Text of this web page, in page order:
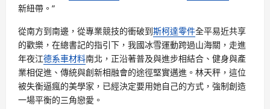
新紐帶。”
從南方到南邊，從專業競技的衝破到斯柯達零件全平易近共享
的歡樂，在總書記的指引下，我國冰雪運動跨過山海關，走進
年夜江德系車材料南北，正沿著普及與進步相結合、健身與產
業相促進、傳統與創新相融會的途徑堅實邁進。林天秤，這位
被失衡逼瘋的美學家，已經決定要用她自己的方式，強制創造
一場平衡的三角戀愛。